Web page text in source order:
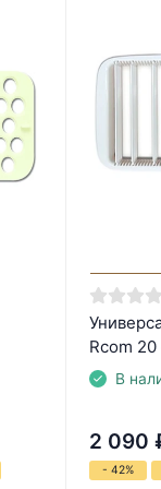
Rcom
В
2 090
- 42%